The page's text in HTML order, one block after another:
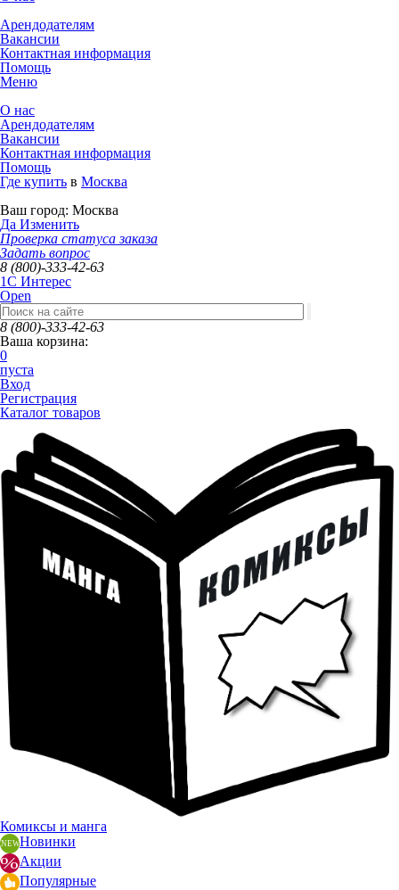
Арендодателям
Вакансии
Контактная информация
Помощь
Меню
О нас
Арендодателям
Вакансии
Контактная информация
Помощь
Где купить в Москва
Ваш город: Москва
Да Изменить
Проверка статуса заказа
Задать вопрос
8 (800)-333-42-63
1C Интерес
Open
8 (800)-333-42-63
Ваша корзина:
0
пуста
Вход
Регистрация
Каталог товаров
Комиксы и манга
Новинки
Акции
Популярные